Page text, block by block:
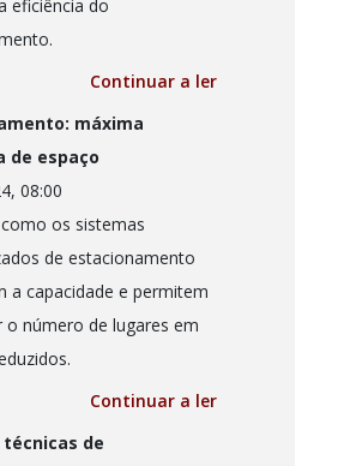
eficiência do
Continuar a ler
máxima
de espaço
08:00
os sistemas
de estacionamento
a capacidade e permitem
o número de lugares em
Continuar a ler
técnicas de